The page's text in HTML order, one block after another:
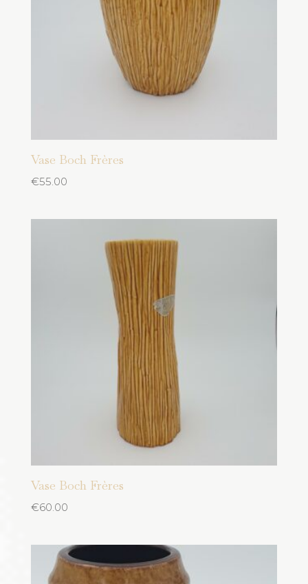
Vase Boch Frères
€55.00
Vase Boch Frères
€60.00